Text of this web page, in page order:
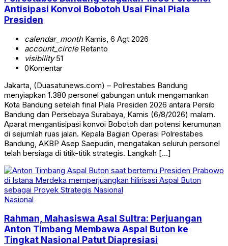
Antisipasi Konvoi Bobotoh Usai Final Piala
Presiden
calendar_monthKamis, 6 Agt 2026
account_circleRetanto
visibility51
0Komentar
Jakarta, (Duasatunews.com) – Polrestabes Bandung
menyiapkan 1.380 personel gabungan untuk mengamankan
Kota Bandung setelah final Piala Presiden 2026 antara Persib
Bandung dan Persebaya Surabaya, Kamis (6/8/2026) malam.
Aparat mengantisipasi konvoi Bobotoh dan potensi kerumunan
di sejumlah ruas jalan. Kepala Bagian Operasi Polrestabes
Bandung, AKBP Asep Saepudin, mengatakan seluruh personel
telah bersiaga di titik-titik strategis. Langkah […]
Nasional
Rahman, Mahasiswa Asal Sultra: Perjuangan
Anton Timbang Membawa Aspal Buton ke
Tingkat Nasional Patut Diapresiasi